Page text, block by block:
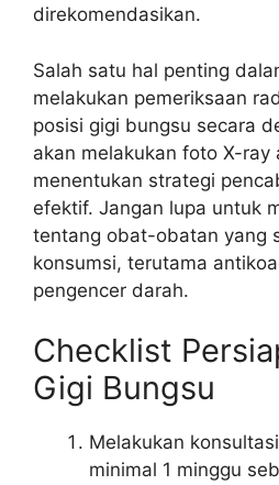
direkomendasikan.
Salah satu hal penting
melakukan pemeriksaan
posisi gigi bungsu secara
akan melakukan foto X-ray
menentukan strategi
efektif. Jangan lupa untuk
tentang obat-obatan yang
konsumsi, terutama
pengencer darah.
Checklist
Gigi Bungsu
Melakukan
minimal 1 minggu